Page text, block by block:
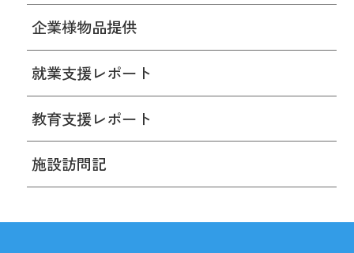
企業様物品提供
就業支援レポート
教育支援レポート
施設訪問記